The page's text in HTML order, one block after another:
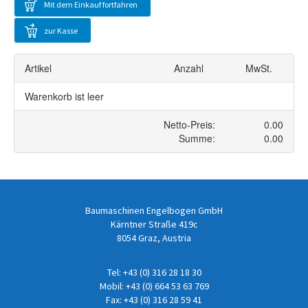
Mit dem Einkauf fortfahren
zur Kasse
Baumaschinen Engelbogen GmbH
Kärntner Straße 419c
8054 Graz, Austria
Tel: +43 (0) 316 28 18 30
Mobil: +43 (0) 664 53 63 769
Fax: +43 (0) 316 28 59 41